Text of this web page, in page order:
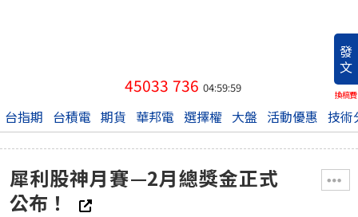
發
文
換稿費
45033 736 04:59:59
台指期 台積電 期貨 華邦電 選擇權 大盤 活動優惠 技術
犀利股神月賽—2月總獎金正式
公布！